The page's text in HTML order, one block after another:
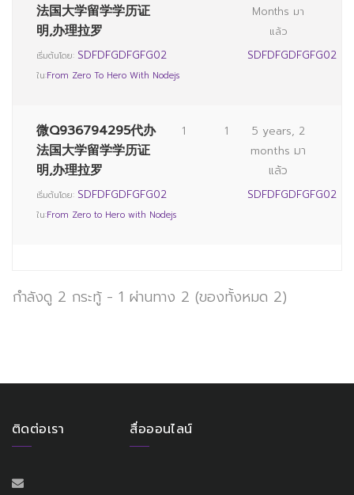
法国大学留学学历证
明,办理拉罗
เริ่มต้นโดย: SDFDFGDFGFG02
ใน:From Zero To Hero With Nodejs
Months มา
แล้ว
SDFDFGDFGFG02
微Q936794295代办
法国大学留学学历证
明,办理拉罗
เริ่มต้นโดย: SDFDFGDFGFG02
ใน:From Zero to Hero with Nodejs
1 1
5 years, 2
months มา
แล้ว
SDFDFGDFGFG02
กำลังดู 2 กระทู้ - 1 ผ่านทาง 2 (ของทั้งหมด 2)
ติดต่อเรา สื่อออนไลน์